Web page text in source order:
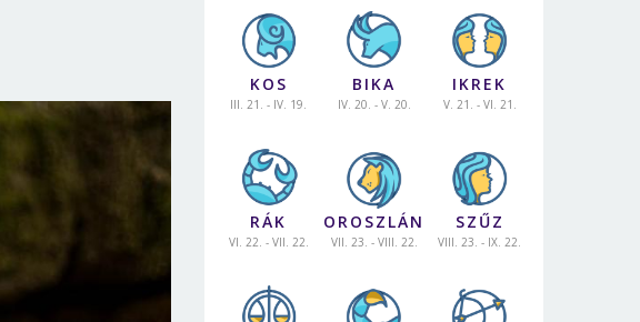
KOS
III. 21. - IV. 19.
BIKA
IV. 20. - V. 20.
IKREK
V. 21. - VI. 21.
RÁK
VI. 22. - VII. 22.
OROSZLÁN
VII. 23. - VIII. 22.
SZŰZ
VIII. 23. - IX. 22.